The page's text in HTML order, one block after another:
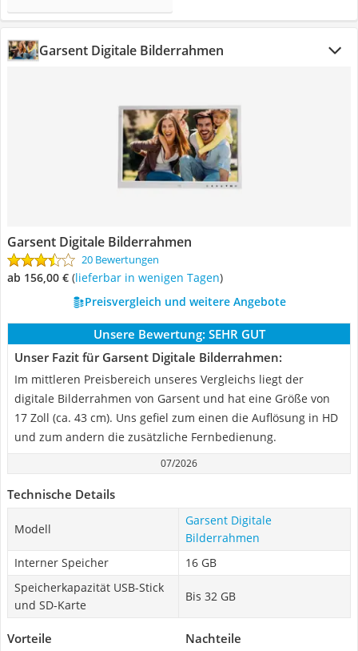
Garsent Digitale Bilderrahmen
Garsent Digitale Bilderrahmen
20 Bewertungen
ab 156,00 € ( Lieferbar in wenigen Tagen)
Preisvergleich und weitere Angebote
Unsere Bewertung: SEHR GUT
Unser Fazit für Garsent Digitale Bilderrahmen:
Im mittleren Preisbereich unseres Vergleichs liegt der
digitale Bilderrahmen von Garsent und hat eine Größe von
17 Zoll (ca. 43 cm). Uns gefiel zum einen die Auflösung in HD
und zum andern die zusätzliche Fernbedienung.
07/2026
Technische Details
Modell
Garsent Digitale
Bilderrahmen
Interner Speicher
16 GB
Speicherkapazität USB-Stick
und SD-Karte
Bis 32 GB
Vorteile Nachteile